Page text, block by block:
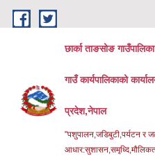
Skip to main content
छार्का ताङसोङ गाउँपालिका
गाउँ कार्यपालिकाको
प्रदेश,नेपाल
"पशुपालन,जडिबुटी,पर्यटन र